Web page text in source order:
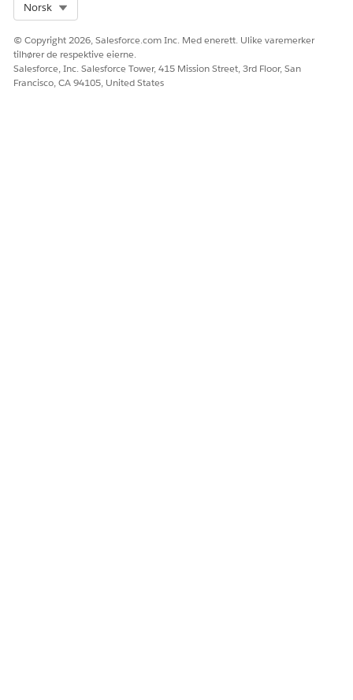
Norsk
© Copyright 2026, Salesforce.com Inc. Med enerett. Ulike varemerker
tilhører de respektive eierne.
Salesforce, Inc. Salesforce Tower, 415 Mission Street, 3rd Floor, San
Francisco, CA 94105, United States